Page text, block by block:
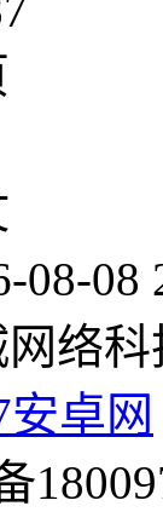
08-08
络
安卓网